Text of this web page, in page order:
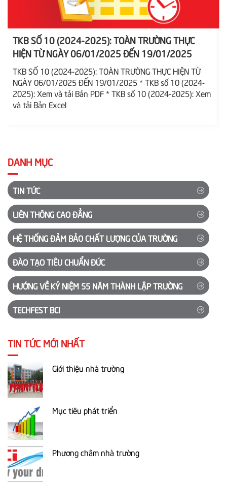
TKB SỐ 10 (2024-2025): TOÀN TRƯỜNG THỰC
HIỆN TỪ NGÀY 06/01/2025 ĐẾN 19/01/2025
TKB SỐ 10 (2024-2025): TOÀN TRƯỜNG THỰC HIỆN TỪ
NGÀY 06/01/2025 ĐẾN 19/01/2025 * TKB số 10 (2024-
2025): Xem và tải Bản PDF * TKB số 10 (2024-2025): Xem
và tải Bản Excel
DANH MỤC
TIN TỨC
LIÊN THÔNG CAO ĐẲNG
HỆ THỐNG ĐẢM BẢO CHẤT LƯỢNG CỦA TRƯỜNG
ĐÀO TẠO TIÊU CHUẨN ĐỨC
HƯỚNG VỀ KỶ NIỆM 55 NĂM THÀNH LẬP TRƯỜNG
TECHFEST BCI
TIN TỨC MỚI NHẤT
Giới thiệu nhà trường
Mục tiêu phát triển
Phương châm nhà trường